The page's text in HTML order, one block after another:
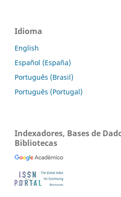
Idioma
English
Español (España)
Português (Brasil)
Português (Portugal)
Indexadores, Bases de
Bibliotecas